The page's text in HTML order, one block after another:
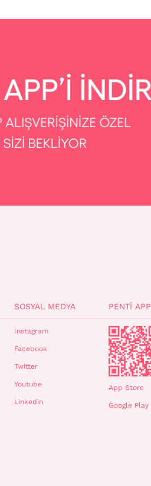
SOSYAL MEDYA
Instagram
Facebook
Twitter
Youtube
Linkedin
PENTI APP
App Store
Google Play